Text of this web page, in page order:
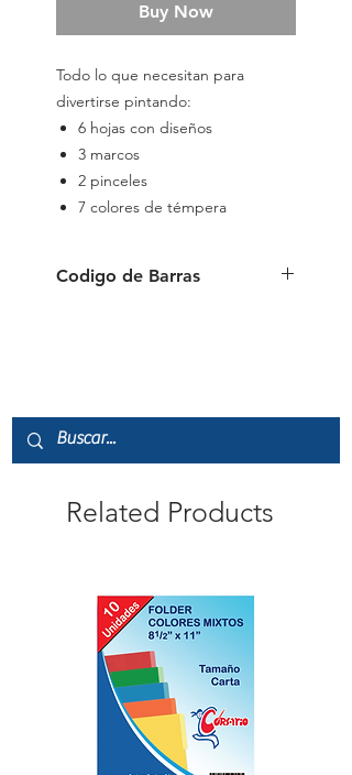
Buy Now
Todo lo que necesitan para
divertirse pintando:
6 hojas con diseños
3 marcos
2 pinceles
7 colores de témpera
Codigo de Barras
Related Products